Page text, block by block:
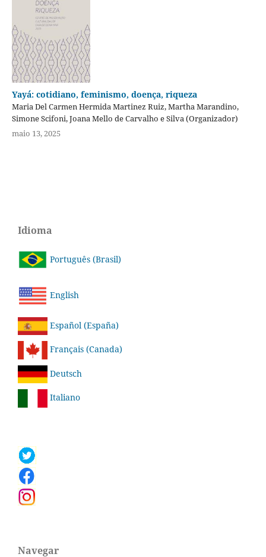
Yayá: cotidiano, feminismo, doença, riqueza
Maria Del Carmen Hermida Martinez Ruiz, Martha Marandino,
Simone Scifoni, Joana Mello de Carvalho e Silva (Organizador)
maio 13, 2025
Idioma
Português (Brasil)
English
Español (España)
Français (Canada)
Deutsch
Italiano
Navegar